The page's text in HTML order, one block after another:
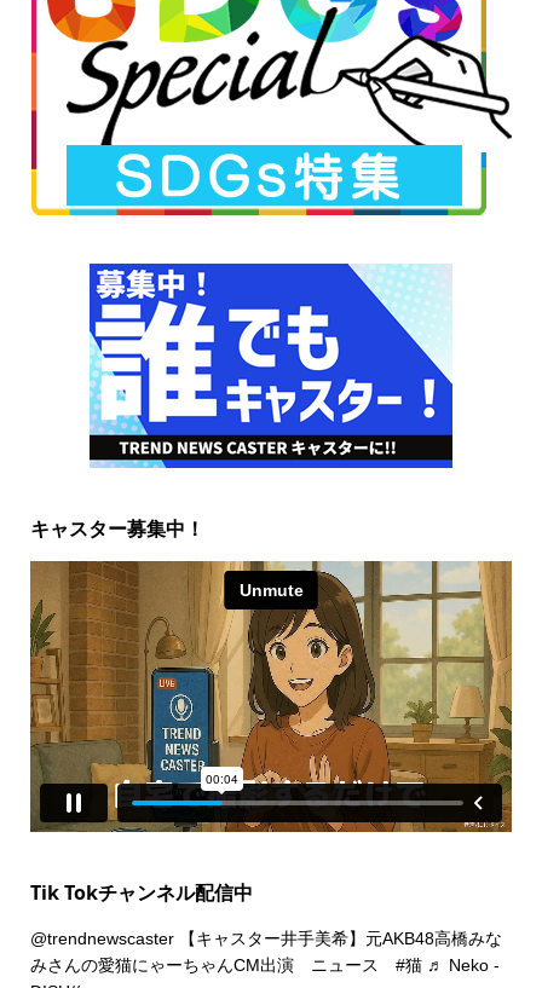
キャスター募集中！
Tik Tokチャンネル配信中
@trendnewscaster【キャスター井手美希】元AKB48高橋みな
みさんの愛猫にゃーちゃんCM出演 ニュース #猫 ♬ Neko -